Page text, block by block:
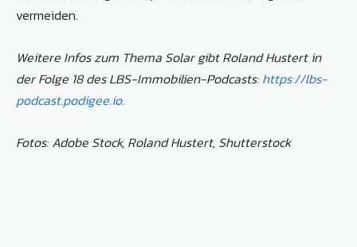
vermeiden.
Weitere Infos zum Thema Solar gibt Roland Hustert in
der Folge 18 des LBS-Immobilien-Podcasts:https://lbs-
podcast.podigee.io.
Fotos: Adobe Stock, Roland Hustert, Shutterstock